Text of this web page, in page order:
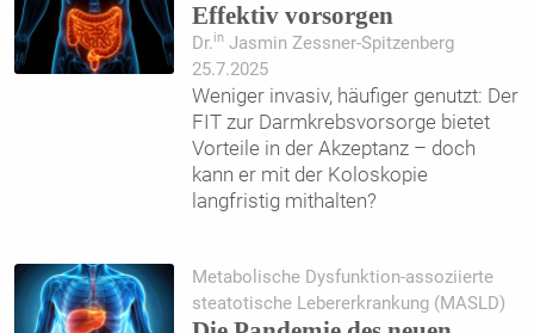
Effektiv vorsorgen
Dr.inJasmin Zessner-Spitzenberg
25.7.2025
Weniger invasiv, häufiger genutzt: Der
FIT zur Darmkrebsvorsorge bietet
Vorteile in der Akzeptanz – doch
kann er mit der Koloskopie
langfristig mithalten?
Metabolische Dysfunktion-assoziierte
steatotische Lebererkrankung (MASLD)